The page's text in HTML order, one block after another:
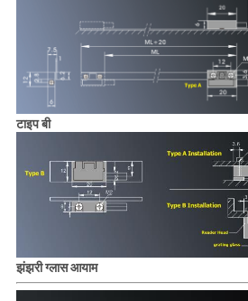
टाइप बी
झंझरी ग्लास आयाम